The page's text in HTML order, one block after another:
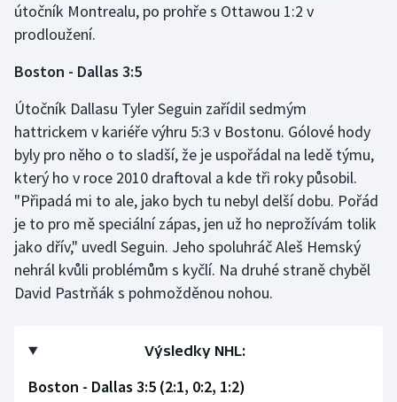
útočník Montrealu, po prohře s Ottawou 1:2 v
prodloužení.
Boston - Dallas 3:5
Útočník Dallasu Tyler Seguin zařídil sedmým
hattrickem v kariéře výhru 5:3 v Bostonu. Gólové hody
byly pro něho o to sladší, že je uspořádal na ledě týmu,
který ho v roce 2010 draftoval a kde tři roky působil.
"Připadá mi to ale, jako bych tu nebyl delší dobu. Pořád
je to pro mě speciální zápas, jen už ho neprožívám tolik
jako dřív," uvedl Seguin. Jeho spoluhráč Aleš Hemský
nehrál kvůli problémům s kyčlí. Na druhé straně chyběl
David Pastrňák s pohmožděnou nohou.
Výsledky NHL:
Boston - Dallas 3:5 (2:1, 0:2, 1:2)